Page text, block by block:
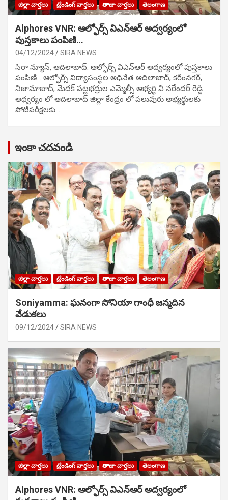
జిల్లా వార్తలు ట్రేండింగ్ వార్తలు తాజా వార్తలు తెలంగాణ
Alphores VNR: ఆల్ఫోర్స్ విఎన్ఆర్ అద్వర్యంలో
పుస్తకాలు పంపిణి…
04/12/2024 SIRA NEWS
సిరా న్యూస్, ఆదిలాబాద్: ఆల్ఫోర్స్ విఎన్ఆర్ అద్వర్యంలో పుస్తకాలు
పంపిణి… ఆల్ఫోర్స్ విద్యాసంస్థల అధినేత ఆదిలాబాద్, కరీంనగర్,
నిజామాబాద్, మెదక్ పట్టభద్రుల ఎమ్మెల్సీ అభ్యర్థి వి నరేందర్ రెడ్డి
అధ్వర్యం లో ఆదిలాబాద్ జిల్లా కేంద్రం లో పలువురు అభ్యర్థులకు
పోటిప‌రీక్ష‌ల‌కు…
ఇంకా చదవండి
జిల్లా వార్తలు ట్రేండింగ్ వార్తలు తాజా వార్తలు తెలంగాణ
Soniyamma: ఘ‌నంగా సోనియా గాంధీ జ‌న్మ‌దిన
వేడుక‌లు
09/12/2024 SIRA NEWS
జిల్లా వార్తలు ట్రేండింగ్ వార్తలు తాజా వార్తలు తెలంగాణ
Alphores VNR: ఆల్ఫోర్స్ విఎన్ఆర్ అద్వర్యంలో